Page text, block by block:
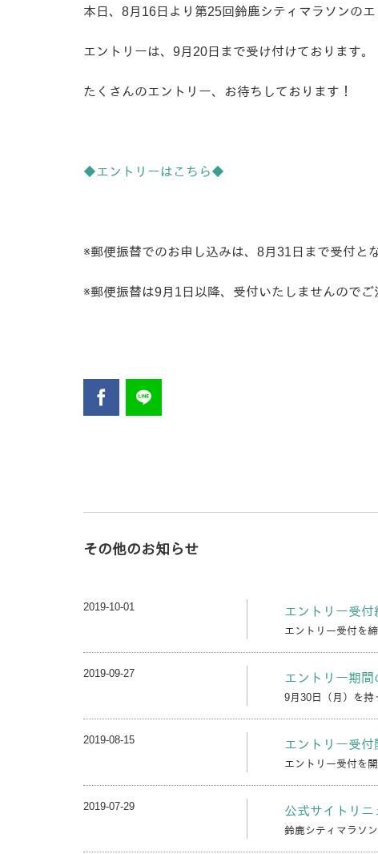
本日、8月16日より第25回鈴鹿シティマラソンの
エントリーは、9月20日まで受け付けております。
たくさんのエントリー、お待ちしております！
◆エントリーはこちら◆
※郵便振替でのお申し込みは、8月31日まで受付と
※郵便振替は9月1日以降、受付いたしませんのでご
その他のお知らせ
2019-10-01 エントリー受
エントリー受付を
2019-09-27 エントリー期間
9月30日（月）を持
2019-08-15 エントリー受
エントリー受付を
2019-07-29 公式サイトリ
鈴鹿シティマラソ